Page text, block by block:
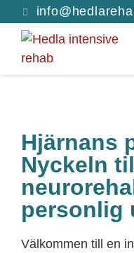
Hjärnans
Nyckeln
personlig
Välkommen till en